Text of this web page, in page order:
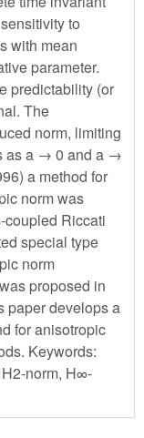
to
with mean
parameter.
predictability (or
The
norm, limiting
as a → 0 and a →
a method for
norm was
coupled Riccati
special type
norm
proposed in
paper develops a
for anisotropic
Keywords:
norm, H∞-